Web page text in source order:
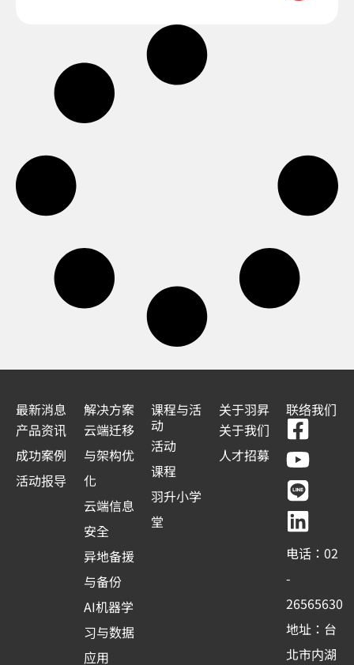
最新消息
产品资讯
成功案例
活动报导
解决方案
云端迁移
与架构优
化
云端信息
安全
异地备援
与备份
AI机器学
习与数据
应用
课程与活
动
活动
课程
羽升小学
堂
关于羽昇
关于我们
人才招募
联络我们
F
a
c
e
b
o
o
k
-
s
Y
o
u
t
u
b
e
L
i
n
e
L
i
n
k
e
d
i
n
电话：02
-
26565630
地址：台
北市内湖